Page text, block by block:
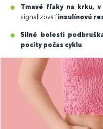
Tmavé fľaky na krku,
signalizovať inzulínovú
Silné bolesti
pocity počas cyklu.